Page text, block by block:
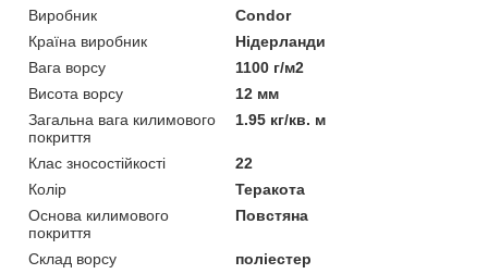
Виробник
Condor
Країна виробник
Нідерланди
Вага ворсу
1100 г/м2
Висота ворсу
12 мм
Загальна вага килимового
покриття
1.95 кг/кв. м
Клас зносостійкості
22
Колір
Теракота
Основа килимового
покриття
Повстяна
Склад ворсу
поліестер